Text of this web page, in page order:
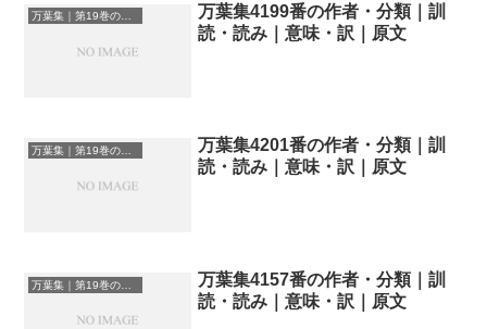
万葉集｜第19巻の和歌一覧
万葉集4199番の作者・分類｜訓
読・読み｜意味・訳｜原文
万葉集｜第19巻の和歌一覧
万葉集4201番の作者・分類｜訓
読・読み｜意味・訳｜原文
万葉集｜第19巻の和歌一覧
万葉集4157番の作者・分類｜訓
読・読み｜意味・訳｜原文